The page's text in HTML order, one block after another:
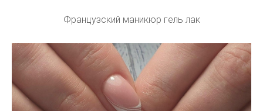
Французский маникюр гель лак